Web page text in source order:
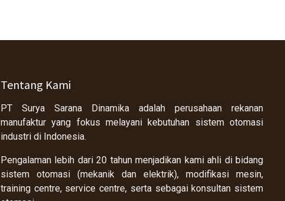
Tentang Kami
PT Surya Sarana Dinamika adalah perusahaan rekanan
manufaktur yang fokus melayani kebutuhan sistem otomasi
industri di Indonesia.
Pengalaman lebih dari 20 tahun menjadikan kami ahli di bidang
sistem otomasi (mekanik dan elektrik), modifikasi mesin,
training centre, service centre, serta sebagai konsultan sistem